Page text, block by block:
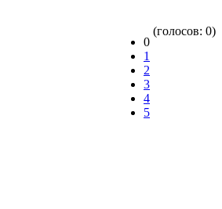
0
1
2
3
4
5
(голосов: 0)